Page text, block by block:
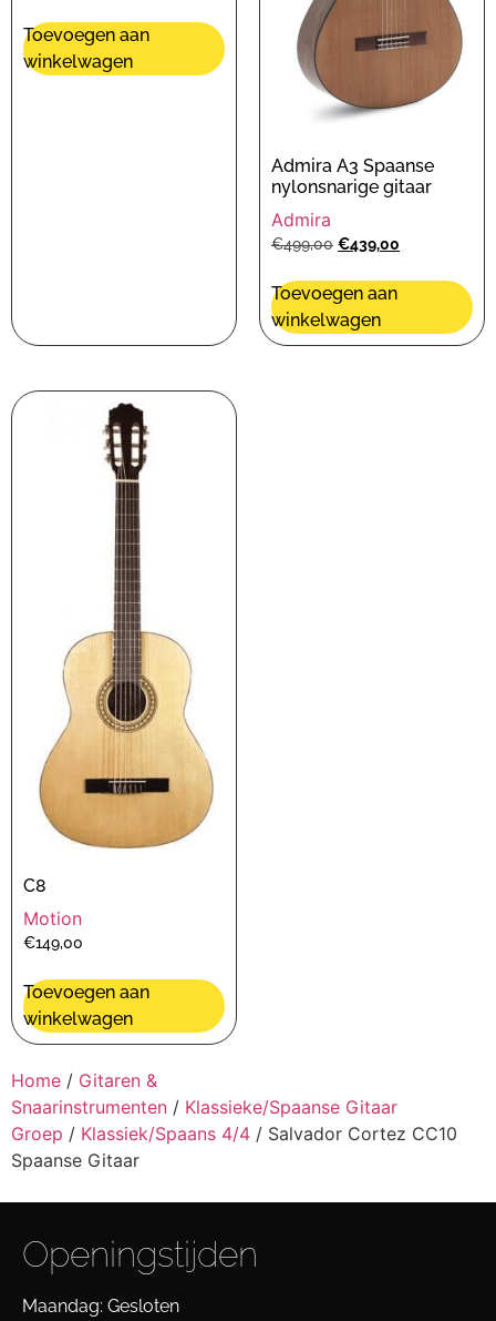
Toevoegen aan
winkelwagen
Admira A3 Spaanse
nylonsnarige gitaar
Admira
€499,00 €439,00
Toevoegen aan
winkelwagen
C8
Motion
€149,00
Toevoegen aan
winkelwagen
Home / Gitaren &
Snaarinstrumenten / Klassieke/Spaanse Gitaar
Groep / Klassiek/Spaans 4/4 / Salvador Cortez CC10
Spaanse Gitaar
Openingstijden
Maandag: Gesloten